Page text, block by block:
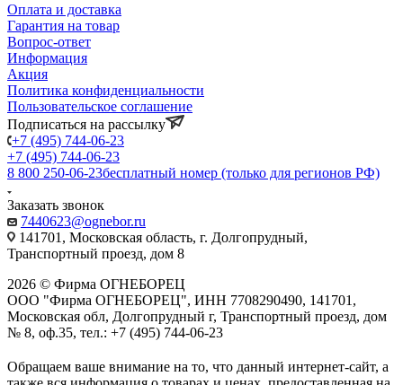
Оплата и доставка
Гарантия на товар
Вопрос-ответ
Информация
Акция
Политика конфиденциальности
Пользовательское соглашение
Подписаться на рассылку
+7 (495) 744-06-23
+7 (495) 744-06-23
8 800 250-06-23бесплатный номер (только для регионов РФ)
Заказать звонок
7440623@ognebor.ru
141701, Московская область, г. Долгопрудный,
Транспортный проезд, дом 8
2026 © Фирма ОГНЕБОРЕЦ
ООО "Фирма ОГНЕБОРЕЦ", ИНН 7708290490, 141701,
Московская обл, Долгопрудный г, Транспортный проезд, дом
№ 8, оф.35, тел.: +7 (495) 744-06-23
Обращаем ваше внимание на то, что данный интернет-сайт, а